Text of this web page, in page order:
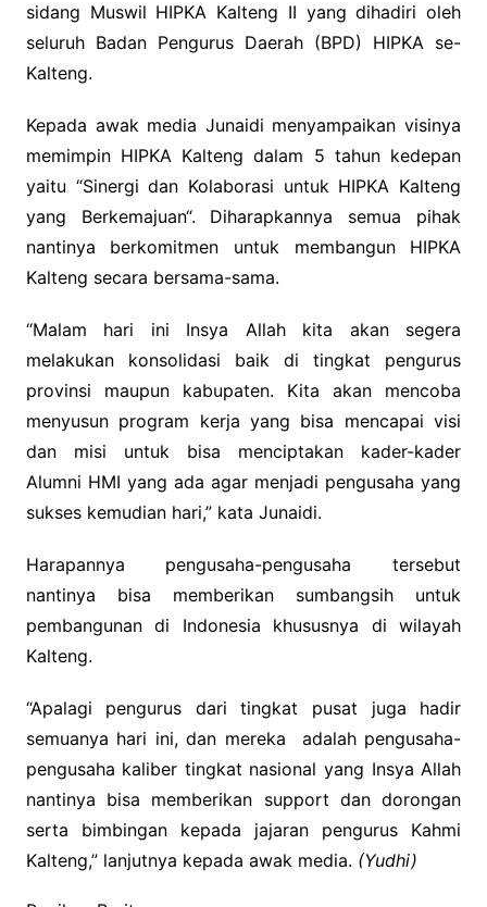
sidang Muswil HIPKA Kalteng II yang dihadiri oleh
seluruh Badan Pengurus Daerah (BPD) HIPKA se-
Kalteng.
Kepada awak media Junaidi menyampaikan visinya
memimpin HIPKA Kalteng dalam 5 tahun kedepan
yaitu “Sinergi dan Kolaborasi untuk HIPKA Kalteng
yang Berkemajuan“. Diharapkannya semua pihak
nantinya berkomitmen untuk membangun HIPKA
Kalteng secara bersama-sama.
“Malam hari ini Insya Allah kita akan segera
melakukan konsolidasi baik di tingkat pengurus
provinsi maupun kabupaten. Kita akan mencoba
menyusun program kerja yang bisa mencapai visi
dan misi untuk bisa menciptakan kader-kader
Alumni HMI yang ada agar menjadi pengusaha yang
sukses kemudian hari,” kata Junaidi.
Harapannya pengusaha-pengusaha tersebut
nantinya bisa memberikan sumbangsih untuk
pembangunan di Indonesia khususnya di wilayah
Kalteng.
“Apalagi pengurus dari tingkat pusat juga hadir
semuanya hari ini, dan mereka adalah pengusaha-
pengusaha kaliber tingkat nasional yang Insya Allah
nantinya bisa memberikan support dan dorongan
serta bimbingan kepada jajaran pengurus Kahmi
Kalteng,” lanjutnya kepada awak media. (Yudhi)